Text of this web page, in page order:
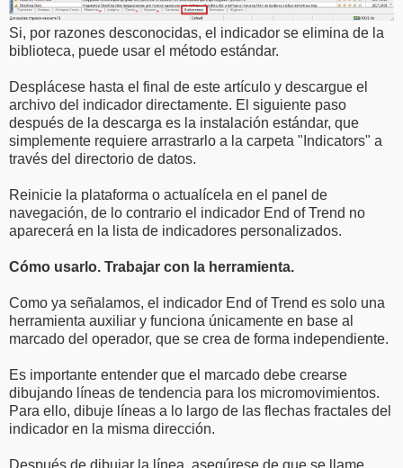
Si, por razones desconocidas, el indicador se elimina de la
biblioteca, puede usar el método estándar.
Desplácese hasta el final de este artículo y descargue el
archivo del indicador directamente. El siguiente paso
después de la descarga es la instalación estándar, que
simplemente requiere arrastrarlo a la carpeta "Indicators" a
través del directorio de datos.
Reinicie la plataforma o actualícela en el panel de
navegación, de lo contrario el indicador End of Trend no
aparecerá en la lista de indicadores personalizados.
Cómo usarlo. Trabajar con la herramienta.
Como ya señalamos, el indicador End of Trend es solo una
herramienta auxiliar y funciona únicamente en base al
marcado del operador, que se crea de forma independiente.
Es importante entender que el marcado debe crearse
dibujando líneas de tendencia para los micromovimientos.
Para ello, dibuje líneas a lo largo de las flechas fractales del
indicador en la misma dirección.
Después de dibujar la línea, asegúrese de que se llame